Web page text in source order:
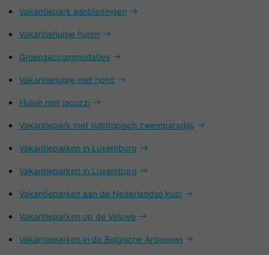
Vakantiepark aanbiedingen
Vakantiehuisje huren
Groepsaccommodaties
Vakantiehuisje met hond
Huisje met jacuzzi
Vakantiepark met subtropisch zwemparadijs
Vakantieparken in Luxemburg
Vakantieparken in Luxemburg
Vakantieparken aan de Nederlandse kust
Vakantieparken op de Veluwe
Vakantieparken in de Belgische Ardennen